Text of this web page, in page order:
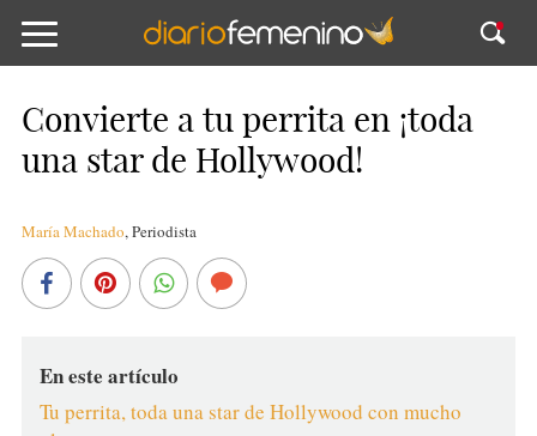
Convierte a tu perrita en ¡toda
una star de Hollywood!
María Machado,Periodista
En este artículo
Tu perrita, toda una star de Hollywood con mucho